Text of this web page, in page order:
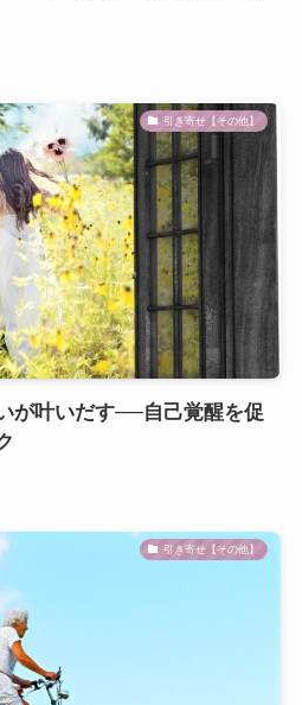
引き寄せ【その他】
が叶いだす──自己覚醒を促
引き寄せ【その他】